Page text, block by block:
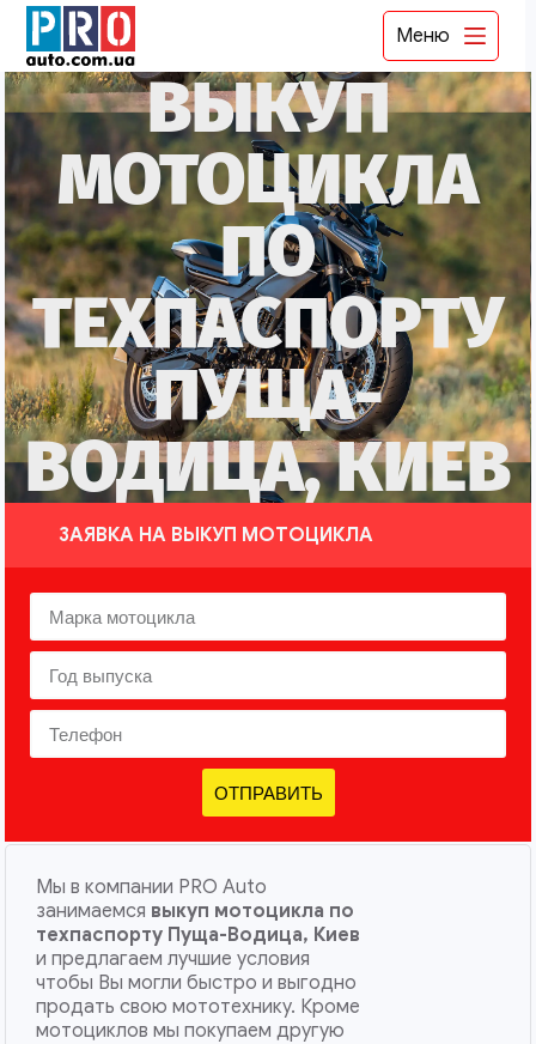
Меню
ВЫКУП
МОТОЦИКЛА
ПО
ТЕХПАСПОРТУ
ПУЩА-
ВОДИЦА, КИЕВ
ЗАЯВКА НА ВЫКУП МОТОЦИКЛА
ОТПРАВИТЬ
Мы в компании PRO Auto
занимаемся выкуп мотоцикла по
техпаспорту Пуща-Водица, Киев
и предлагаем лучшие условия
чтобы Вы могли быстро и выгодно
продать свою мототехнику. Кроме
мотоциклов мы покупаем другую